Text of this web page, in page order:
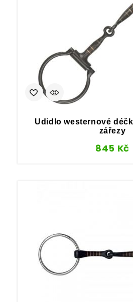
Udidlo westernové
zářezy
845 Kč